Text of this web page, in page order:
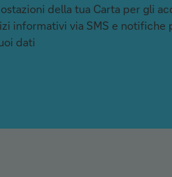
della tua Carta per gli
informativi via SMS e notifiche
dati